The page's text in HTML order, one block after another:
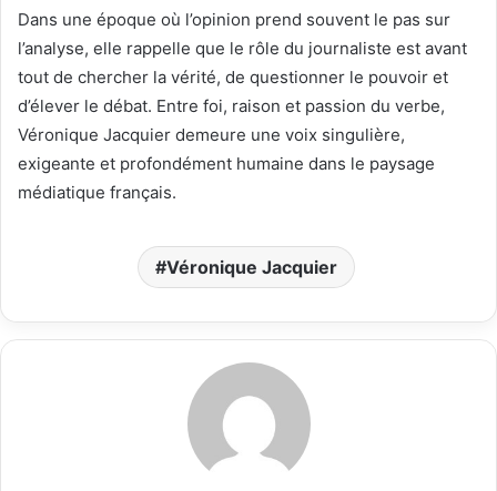
Dans une époque où l’opinion prend souvent le pas sur
l’analyse, elle rappelle que le rôle du journaliste est avant
tout de chercher la vérité, de questionner le pouvoir et
d’élever le débat. Entre foi, raison et passion du verbe,
Véronique Jacquier demeure une voix singulière,
exigeante et profondément humaine dans le paysage
médiatique français.
Véronique Jacquier